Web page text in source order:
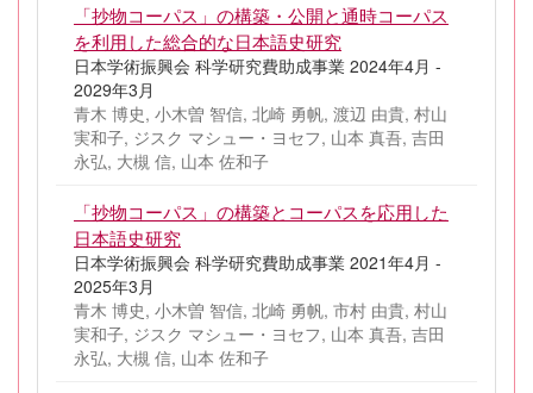
「抄物コーパス」の構築・公開と通時コーパス
を利用した総合的な日本語史研究
日本学術振興会 科学研究費助成事業 2024年4月 -
2029年3月
青木 博史, 小木曽 智信, 北崎 勇帆, 渡辺 由貴, 村山
実和子, ジスク マシュー・ヨセフ, 山本 真吾, 吉田
永弘, 大槻 信, 山本 佐和子
「抄物コーパス」の構築とコーパスを応用した
日本語史研究
日本学術振興会 科学研究費助成事業 2021年4月 -
2025年3月
青木 博史, 小木曽 智信, 北崎 勇帆, 市村 由貴, 村山
実和子, ジスク マシュー・ヨセフ, 山本 真吾, 吉田
永弘, 大槻 信, 山本 佐和子